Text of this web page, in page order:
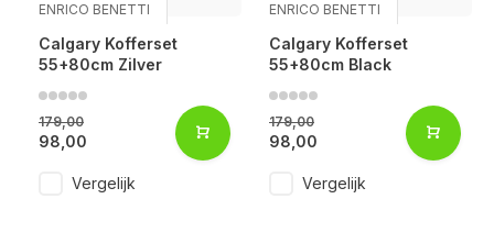
ENRICO BENETTI
Calgary Kofferset
55+80cm Zilver
179,00
98,00
Vergelijk
ENRICO BENETTI
Calgary Kofferset
55+80cm Black
179,00
98,00
Vergelijk